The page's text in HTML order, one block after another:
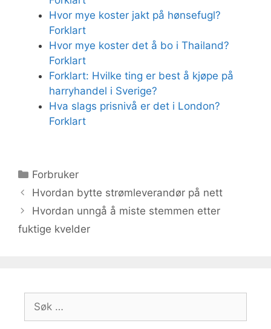
Hvor mye koster jakt på hønsefugl?
Forklart
Hvor mye koster det å bo i Thailand?
Forklart
Forklart: Hvilke ting er best å kjøpe på
harryhandel i Sverige?
Hva slags prisnivå er det i London?
Forklart
Kategorier
Forbruker
Hvordan bytte strømleverandør på nett
Hvordan unngå å miste stemmen etter
fuktige kvelder
etter: